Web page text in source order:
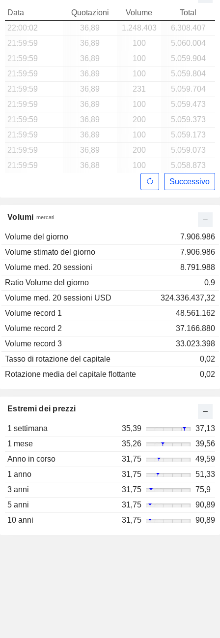
Volumi mercati
Volume del giorno
7.906.986
Volume stimato del giorno
7.906.986
Volume med. 20 sessioni
8.791.988
Ratio Volume del giorno
0,9
Volume med. 20 sessioni USD
324.336.437,32
Volume record 1
48.561.162
Volume record 2
37.166.880
Volume record 3
33.023.398
Tasso di rotazione del capitale
0,02
Rotazione media del capitale flottante
0,02
Data Quotazioni Volume
Total
22:00:02
36,89 1.248.403
6.308.407
21:59:59
36,89 100
5.060.004
21:59:59
36,89 100
5.059.904
21:59:59
36,89 100
5.059.804
21:59:59
36,89 231
5.059.704
21:59:59
36,89 100
5.059.473
21:59:59
36,89 200
5.059.373
21:59:59
36,89 100
5.059.173
21:59:59
36,89 200
5.059.073
21:59:59
36,88 100
5.058.873
Successivo
Estremi dei prezzi
1 settimana 35,39
37,13
1 mese
35,26
39,56
Anno in corso
31,75
49,59
1 anno
31,75
51,33
3 anni
31,75
75,9
5 anni
31,75
90,89
10 anni
31,75 90,89